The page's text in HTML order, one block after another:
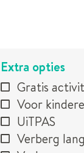
Verfijn of
wijzig
resultaten
VERFIJN
Extra opties
Gratis
Voor
UiTPAS
Verberg